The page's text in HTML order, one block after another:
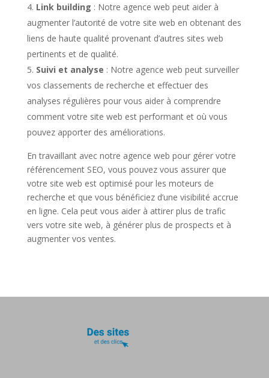
Link building : Notre agence web peut aider à
augmenter l’autorité de votre site web en obtenant des
liens de haute qualité provenant d’autres sites web
pertinents et de qualité.
Suivi et analyse : Notre agence web peut surveiller
vos classements de recherche et effectuer des
analyses régulières pour vous aider à comprendre
comment votre site web est performant et où vous
pouvez apporter des améliorations.
En travaillant avec notre agence web pour gérer votre
référencement SEO, vous pouvez vous assurer que
votre site web est optimisé pour les moteurs de
recherche et que vous bénéficiez d’une visibilité accrue
en ligne. Cela peut vous aider à attirer plus de trafic
vers votre site web, à générer plus de prospects et à
augmenter vos ventes.